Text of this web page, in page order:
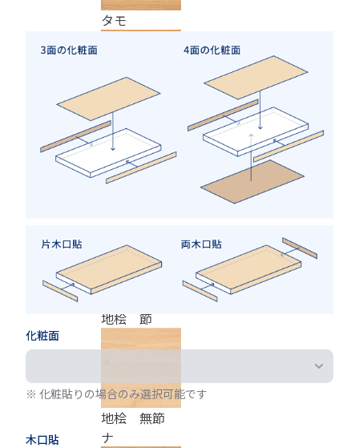
タモ
チェリー
地桧 節
地桧 無節
ナ
化粧面
※ 化粧貼りの場合のみ選択可能です
木口貼